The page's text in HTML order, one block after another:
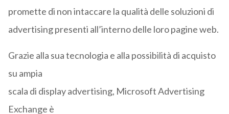
promette di non intaccare la qualità delle soluzioni di
advertising presenti all’interno delle loro pagine web.
Grazie alla sua tecnologia e alla possibilità di acquisto
su ampia
scala di display advertising, Microsoft Advertising
Exchange è